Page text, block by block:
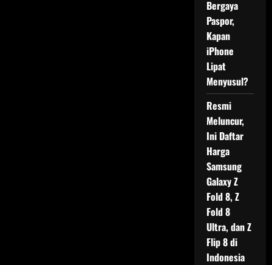
Bergaya
Paspor,
Kapan
iPhone
Lipat
Menyusul?
Resmi
Meluncur,
Ini Daftar
Harga
Samsung
Galaxy Z
Fold 8, Z
Fold 8
Ultra, dan Z
Flip 8 di
Indonesia